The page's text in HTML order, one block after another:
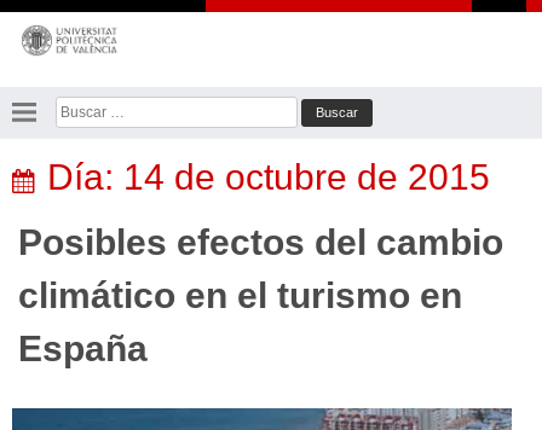
Saltar
contenido
Buscar:
Día: 14 de octubre de 2015
Posibles efectos del cambio
climático en el turismo en
España